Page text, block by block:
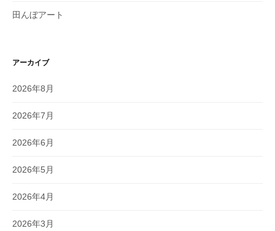
田んぼアート
アーカイブ
2026年8月
2026年7月
2026年6月
2026年5月
2026年4月
2026年3月